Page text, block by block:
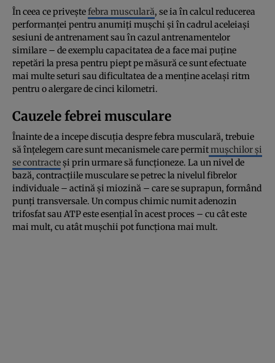
În ceea ce priveștefebra musculară, se ia în calcul reducerea
performanței pentru anumiți mușchi și în cadrul aceleiași
sesiuni de antrenament sau în cazul antrenamentelor
similare – de exemplu capacitatea de a face mai puține
repetări la presa pentru piept pe măsură ce sunt efectuate
mai multe seturi sau dificultatea de a menține același ritm
pentru o alergare de cinci kilometri.
Cauzele febrei musculare
Înainte de a incepe discuția despre febra musculară, trebuie
să înțelegem care sunt mecanismele care permitmușchilor și
se contracteși prin urmare să funcționeze. La un nivel de
bază, contracțiile musculare se petrec la nivelul fibrelor
individuale – actină și miozină – care se suprapun, formând
punți transversale. Un compus chimic numit adenozin
trifosfat sau ATP este esențial în acest proces – cu cât este
mai mult, cu atât mușchii pot funcționa mai mult.